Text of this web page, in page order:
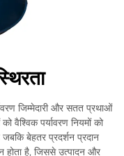
जिम्मेदारी और सतत प्रथाओं
वैश्विक पर्यावरण नियमों को
बेहतर प्रदर्शन प्रदान
होता है, जिससे उत्पादन और